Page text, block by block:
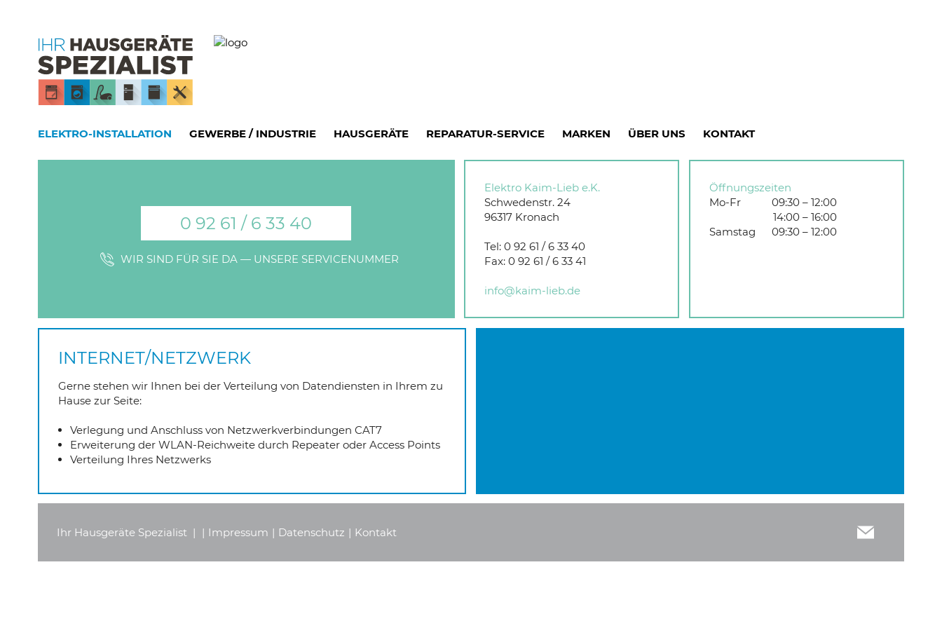
ELEKTRO-INSTALLATION GEWERBE / INDUSTRIE HAUSGERÄTE REPARATUR-SERVICE MARKEN ÜBER UNS KONTAKT
0 92 61 / 6 33 40
WIR SIND FÜR SIE DA — UNSERE SERVICENUMMER
Elektro Kaim-Lieb e.K.
Schwedenstr. 24
96317 Kronach
Tel:0 92 61 / 6 33 40
Fax:0 92 61 / 6 33 41
info@kaim-lieb.de
Öffnungszeiten
Mo-Fr
09:30 – 12:00
14:00 – 16:00
Samstag
09:30 – 12:00
INTERNET/NETZWERK
Gerne stehen wir Ihnen bei der Verteilung von Datendiensten in Ihrem zu
Hause zur Seite:
Verlegung und Anschluss von Netzwerkverbindungen CAT7
Erweiterung der WLAN-Reichweite durch Repeater oder Access Points
Verteilung Ihres Netzwerks
Ihr Hausgeräte Spezialist | | Impressum | Datenschutz | Kontakt